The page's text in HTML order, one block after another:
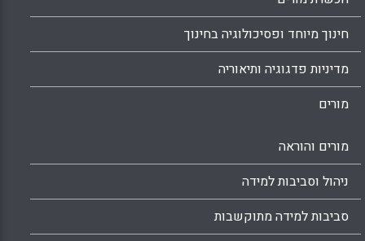
חינוך מיוחד ופסיכולוגיה בחינוך
מדיניות פדגוגיה ותיאוריה
מורים
מורים והוראה
ניהול וסביבות למידה
סביבות למידה מתוקשבות